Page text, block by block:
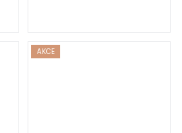
AKCE